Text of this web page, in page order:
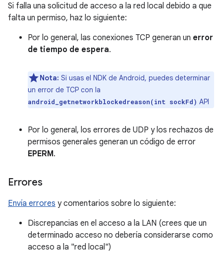
Si falla una solicitud de acceso a la red local debido a que
falta un permiso, haz lo siguiente:
Por lo general, las conexiones TCP generan un error
de tiempo de espera.
Nota: Si usas el NDK de Android, puedes determinar
un error de TCP con la
android_getnetworkblockedreason(int sockFd) API
Por lo general, los errores de UDP y los rechazos de
permisos generales generan un código de error
EPERM.
Errores
Envía errores y comentarios sobre lo siguiente:
Discrepancias en el acceso a la LAN (crees que un
determinado acceso no debería considerarse como
acceso a la "red local")